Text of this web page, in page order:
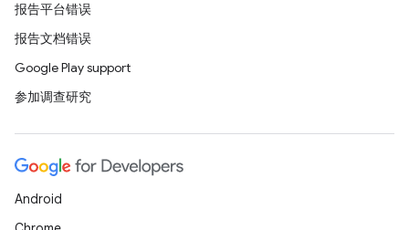
报告平台错误
报告文档错误
Google Play support
参加调查研究
Android